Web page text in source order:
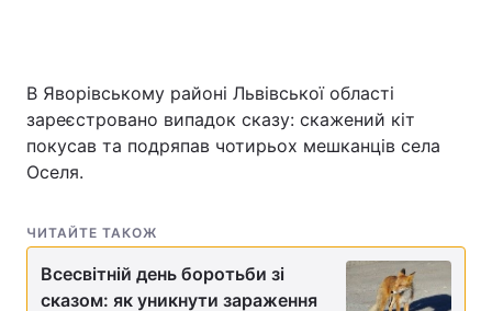
В Яворівському районі Львівської області
зареєстровано випадок сказу: скажений кіт
покусав та подряпав чотирьох мешканців села
Оселя.
ЧИТАЙТЕ ТАКОЖ
Всесвітній день боротьби зі
сказом: як уникнути зараження